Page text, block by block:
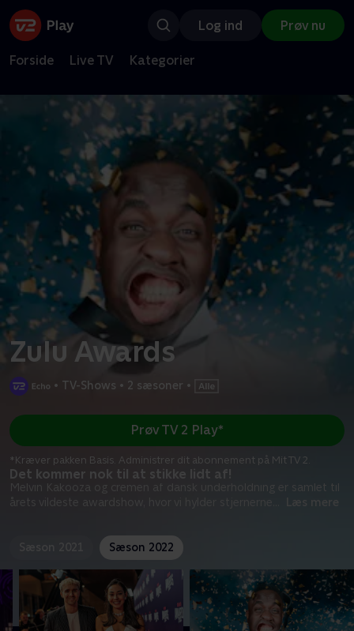
Log ind Prøv nu
Forside Live TV Kategorier
Zulu Awards
• TV-Shows • 2 sæsoner •
Det kommer nok til at stikke lidt af!
Melvin Kakooza og cremen af dansk underholdning er samlet til
årets vildeste awardshow, hvor vi hylder stjernerne
Læs mere
Prøv TV 2 Play*
*Kræver pakken Basis. Administrer dit abonnement på Mit TV 2.
Sæson 2022